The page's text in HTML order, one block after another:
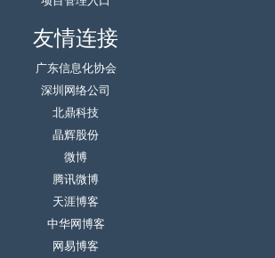
友情连接
广东信息化协会
深圳网络公司
北鼎科技
晶辉股份
微博
腾讯微博
天涯博客
中华网博客
网易博客